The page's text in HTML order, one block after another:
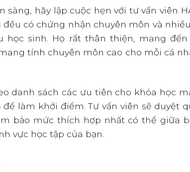
sàng, hãy lập cuộc hẹn với tư vấn viên
có chứng nhận chuyên môn và
học sinh. Họ rất thân thiện, mang
tính chuyên môn cao cho mỗi cá
danh sách các ưu tiên cho khóa học
làm khởi điểm. Tư vấn viên sẽ duyệt
bảo mức thích hợp nhất có thể giữa
vực học tập của bạn.